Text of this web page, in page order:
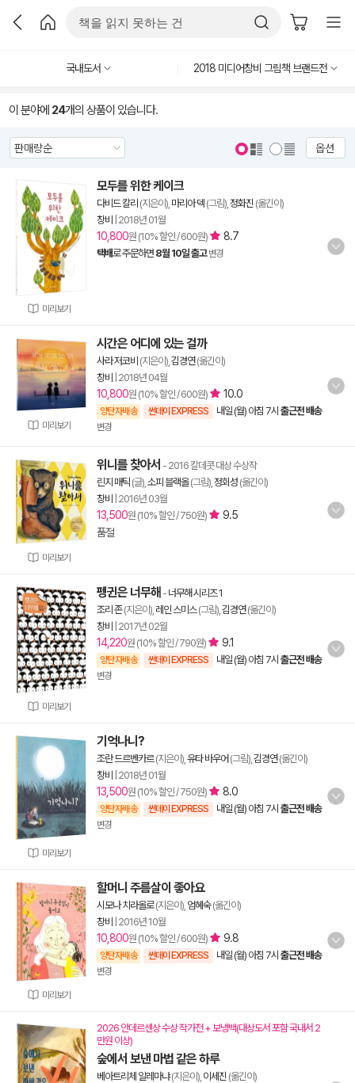
국내도서 2018 미디어창비 그림책 브랜드전
이 분야에 24개의 상품이 있습니다.
옵션
미리보기
모두를 위한 케이크
다비드 칼리 (지은이), 마리아 덱 (그림), 정화진 (옮긴이)
창비
2018년 01월
10,800원 (10% 할인 / 600원) 8.7
택배로 주문하면 8월 10일 출고 변경
미리보기
시간은 어디에 있는 걸까
사라 저코비 (지은이), 김경연(옮긴이)
창비
2018년 04월
10,800원 (10% 할인 / 600원) 10.0
양탄자배송 썬데이 EXPRESS 내일 (월) 아침 7시 출근전 배송
변경
미리보기
위니를 찾아서 - 2016 칼데콧 대상 수상작
린지 매틱 (글), 소피 블랙올(그림), 정회성 (옮긴이)
창비
2016년 03월
13,500원 (10% 할인 / 750원)
9.5
품절
미리보기
펭귄은 너무해 - 너무해 시리즈 1
조리 존(지은이), 레인 스미스(그림), 김경연(옮긴이)
창비
2017년 02월
14,220원 (10% 할인 / 790원) 9.1
양탄자배송 썬데이 EXPRESS 내일 (월) 아침 7시 출근전 배송
변경
미리보기
기억나니?
조란 드르벤카르(지은이), 유타 바우어 (그림), 김경연(옮긴이)
창비
2018년 01월
13,500원 (10% 할인 / 750원) 8.0
양탄자배송 썬데이 EXPRESS 내일 (월) 아침 7시 출근전 배송
변경
미리보기
할머니 주름살이 좋아요
시모나 치라올로(지은이), 엄혜숙(옮긴이)
창비
2016년 10월
10,800원 (10% 할인 / 600원) 9.8
양탄자배송 썬데이 EXPRESS 내일 (월) 아침 7시 출근전 배송
변경
2026 안데르센상 수상 작가전 + 보냉백(대상도서 포함 국내서 2
만원 이상)
숲에서 보낸 마법 같은 하루
베아트리체 알레마냐(지은이), 이세진 (옮긴이)